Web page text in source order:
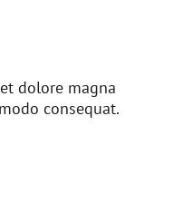
dolore magna
consequat.